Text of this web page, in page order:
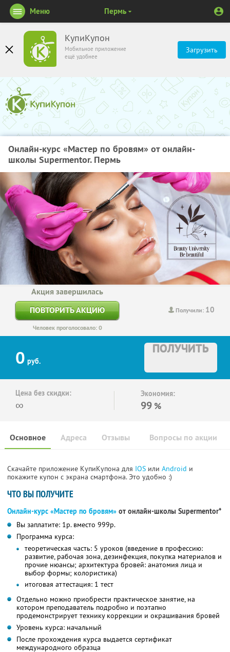
КупиКупон
Мобильное приложение
ещё удобнее
Загрузить
Меню Пермь
Онлайн-курс «Мастер по бровям» от онлайн-
школы Supermentor. Пермь
Получили: 10
Акция завершилась
ПОВТОРИТЬ АКЦИЮ
Человек проголосовало: 0
0 руб.
ПОЛУЧИТЬ
Цена без скидки:
∞
Экономия:
99 %
Основное Отзывы Вопросы по акции
Адреса
Скачайте приложение КупиКупона для IOS или Android и
покажите купон с экрана смартфона. Это удобно :)
ЧТО ВЫ ПОЛУЧИТЕ
Онлайн-курс «Мастер по бровям» от онлайн-школы Supermentor*
Вы заплатите: 1р. вместо 999р.
Программа курса:
теоретическая часть: 5 уроков (введение в профессию:
развитие, рабочая зона, дезинфекция, покупка материалов и
прочие нюансы; архитектура бровей: анатомия лица и
выбор формы; колористика)
итоговая аттестация: 1 тест
Отдельно можно приобрести практическое занятие, на
котором преподаватель подробно и поэтапно
продемонстрирует технику коррекции и окрашивания бровей
Уровень курса: начальный
После прохождения курса выдается сертификат
международного образца